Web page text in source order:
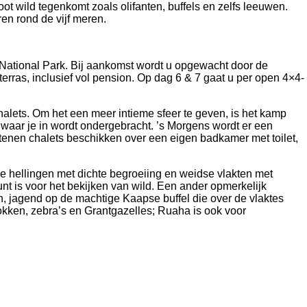
wild tegenkomt zoals olifanten, buffels en zelfs leeuwen.
rond de vijf meren.
Park. Bij aankomst wordt u opgewacht door de
inclusief vol pension. Op dag 6 & 7 gaat u per open 4×4-
Om het een meer intieme sfeer te geven, is het kamp
je in wordt ondergebracht. ’s Morgens wordt er een
chalets beschikken over een eigen badkamer met toilet,
hellingen met dichte begroeiing en weidse vlakten met
is voor het bekijken van wild. Een ander opmerkelijk
jagend op de machtige Kaapse buffel die over de vlaktes
zebra’s en Grantgazelles; Ruaha is ook voor